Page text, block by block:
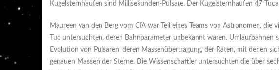
Kugelsternhaufen sind Millisekunden-Pulsare. Der Kugelsternhaufen 47
Maureen van den Berg vom CfA war Teil eines Teams von Astronomen, die
Tuc untersuchten, deren Bahnparameter unbekannt waren. Umlaufbahnen
Evolution von Pulsaren, deren Massenübertragung, der Raten, mit denen
genauen Massen der Sterne. Die Wissenschaftler untersuchten die über